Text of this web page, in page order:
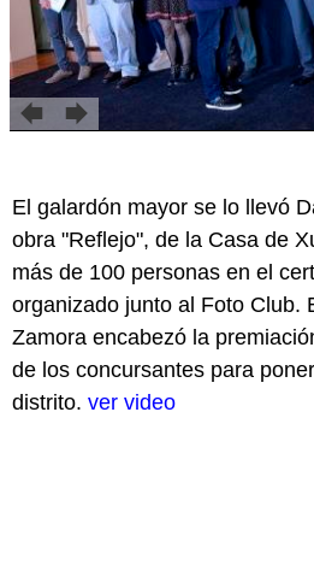
El galardón mayor se lo llevó
obra "Reflejo", de la Casa de
más de 100 personas en el
organizado junto al Foto Club.
Zamora encabezó la
de los concursantes para
distrito. ver video